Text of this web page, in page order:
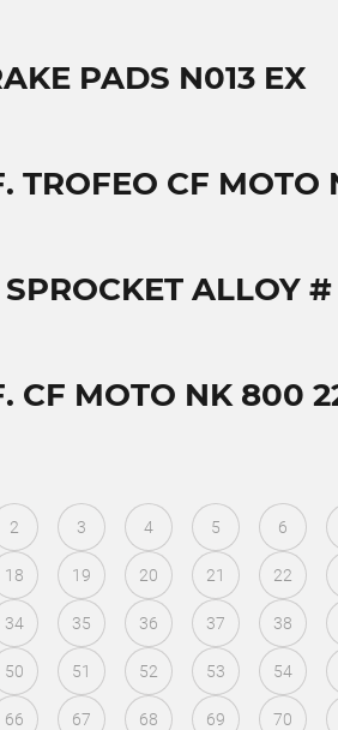
PADS N013 EX
TROFEO CF MOTO
ALLOY #
CF MOTO NK 800
2 3 4 5 6
18 19 20 21 22
34 35 36 37 38
50 51 52 53 54
66 67 68 69 70